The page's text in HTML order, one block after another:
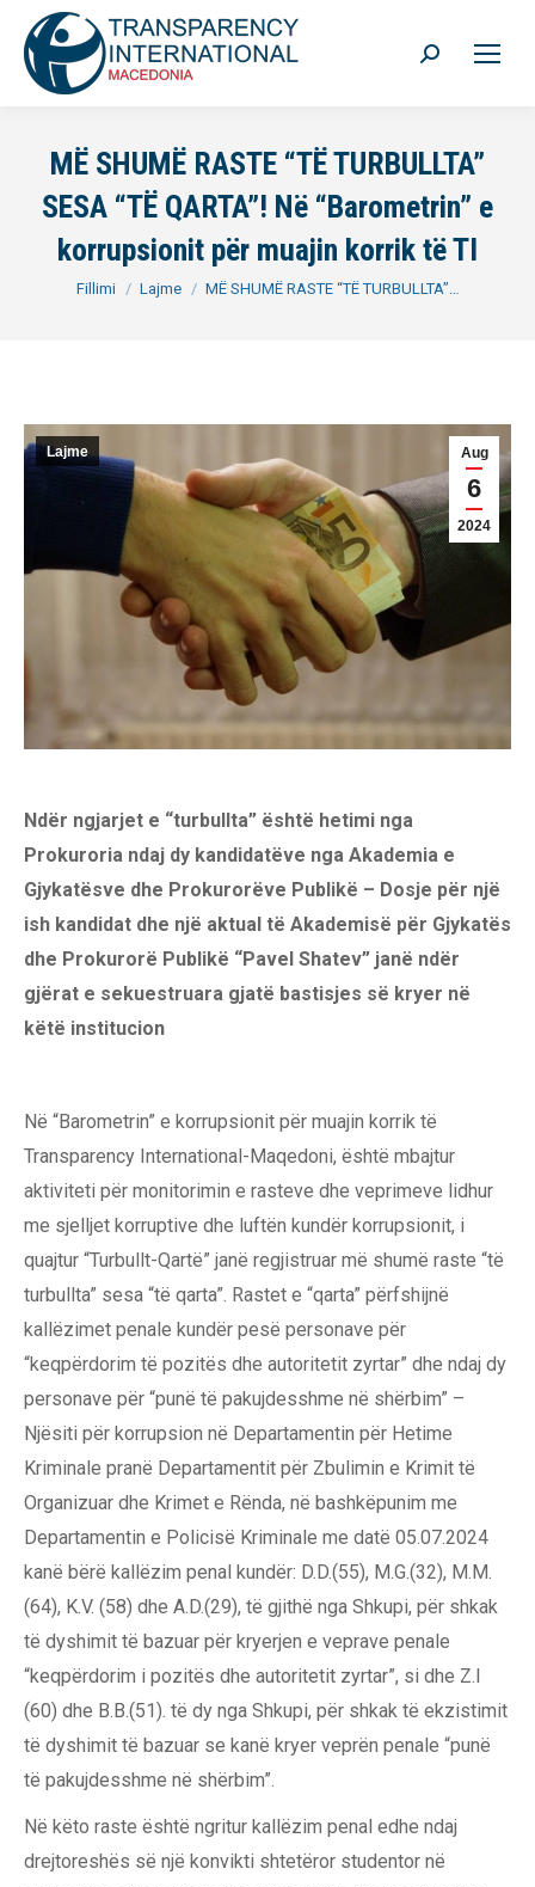
Search:
MË SHUMË RASTE “TË TURBULLTA”
SESA “TË QARTA”! Në “Barometrin” e
korrupsionit për muajin korrik të TI
You are here:
Fillimi Lajme MË SHUMË RASTE “TË TURBULLTA”…
Aug
6
2024
Lajme
Ndër ngjarjet e “turbullta” është hetimi nga
Prokuroria ndaj dy kandidatëve nga Akademia e
Gjykatësve dhe Prokurorëve Publikë – Dosje për një
ish kandidat dhe një aktual të Akademisë për Gjykatës
dhe Prokurorë Publikë “Pavel Shatev” janë ndër
gjërat e sekuestruara gjatë bastisjes së kryer në
këtë institucion
Në “Barometrin” e korrupsionit për muajin korrik të
Transparency International-Maqedoni, është mbajtur
aktiviteti për monitorimin e rasteve dhe veprimeve lidhur
me sjelljet korruptive dhe luftën kundër korrupsionit, i
quajtur “Turbullt-Qartë” janë regjistruar më shumë raste “të
turbullta” sesa “të qarta”. Rastet e “qarta” përfshijnë
kallëzimet penale kundër pesë personave për
“keqpërdorim të pozitës dhe autoritetit zyrtar” dhe ndaj dy
personave për “punë të pakujdesshme në shërbim” –
Njësiti për korrupsion në Departamentin për Hetime
Kriminale pranë Departamentit për Zbulimin e Krimit të
Organizuar dhe Krimet e Rënda, në bashkëpunim me
Departamentin e Policisë Kriminale me datë 05.07.2024
kanë bërë kallëzim penal kundër: D.D.(55), M.G.(32), M.M.
(64), K.V. (58) dhe A.D.(29), të gjithë nga Shkupi, për shkak
të dyshimit të bazuar për kryerjen e veprave penale
“keqpërdorim i pozitës dhe autoritetit zyrtar”, si dhe Z.I
(60) dhe B.B.(51). të dy nga Shkupi, për shkak të ekzistimit
të dyshimit të bazuar se kanë kryer veprën penale “punë
të pakujdesshme në shërbim”.
Në këto raste është ngritur kallëzim penal edhe ndaj
drejtoreshës së një konvikti shtetëror studentor në